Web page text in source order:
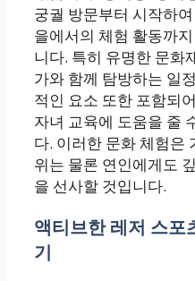
궁궐 방문부터 시작하
을에서의 체험 활동까
니다. 특히 유명한 문화
가와 함께 탐방하는 일
적인 요소 또한 포함되
자녀 교육에 도움을 줄
다. 이러한 문화 체험은
위는 물론 연인에게도
을 선사할 것입니다.
액티브한 레저 스포
기